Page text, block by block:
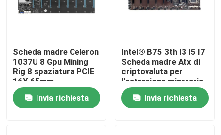
Fatory Tour
Contattaci
Richiedere un preventivo
Scheda madre Celeron
1037U 8 Gpu Mining
Rig 8 spaziatura PCIE
16X 65mm
Invia richiesta
Intel® B75 3th I3 I5 I7
Scheda madre Atx di
criptovaluta per
l'estrazione mineraria
8PCIE 16X con
spaziatura degli slot
65 mm
Invia richiesta